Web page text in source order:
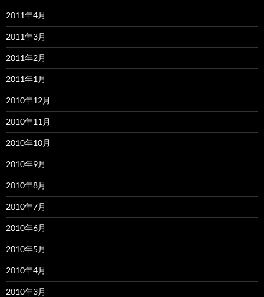
2011年4月
2011年3月
2011年2月
2011年1月
2010年12月
2010年11月
2010年10月
2010年9月
2010年8月
2010年7月
2010年6月
2010年5月
2010年4月
2010年3月